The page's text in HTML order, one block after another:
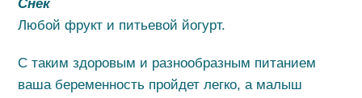
Снек
Любой фрукт и питьевой йогурт.
С таким здоровым и разнообразным питанием
ваша беременность пройдет легко, а малыш